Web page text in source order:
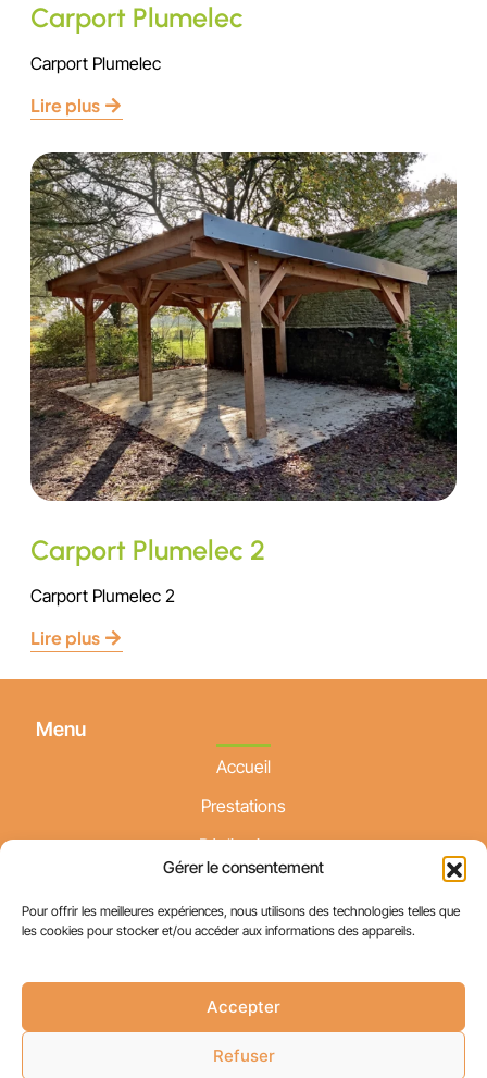
Gérer le consentement
Pour offrir les meilleures expériences, nous utilisons des technologies telles que
les cookies pour stocker et/ou accéder aux informations des appareils.
Accepter
Refuser
Carport Plumelec
Carport Plumelec
Lire plus
Carport Plumelec 2
Carport Plumelec 2
Lire plus
Menu
Accueil
Prestations
Réalisations
Contact